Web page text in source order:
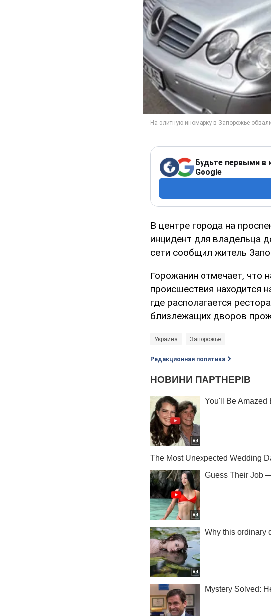
Будьте первыми в
Google
В центре города на
инцидент для владельца
сети сообщил житель
Горожанин отмечает, что
происшествия находится
где располагается
близлежащих дворов
Украина Запорожье
Редакционная политика